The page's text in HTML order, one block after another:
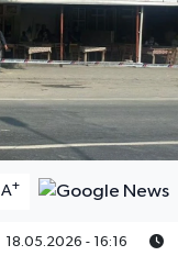
A+
18.05.2026 - 16:16